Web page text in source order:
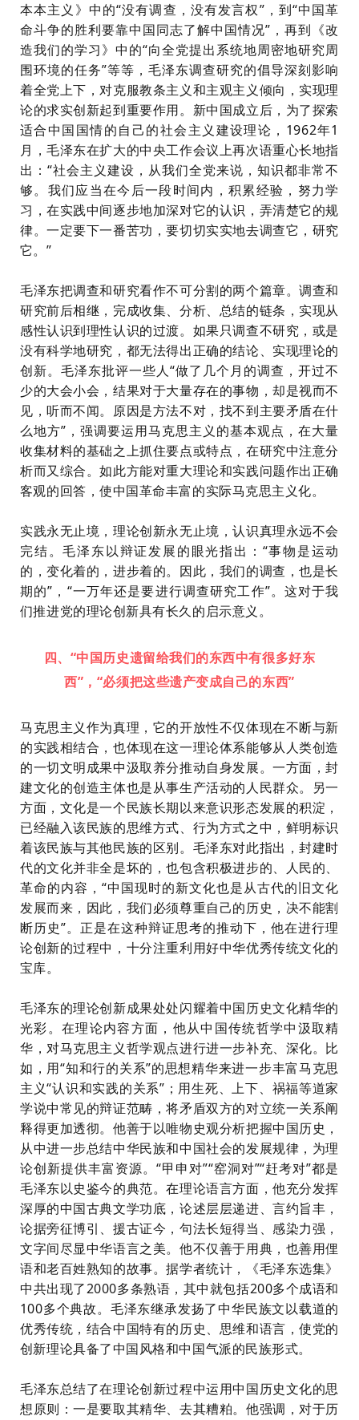
本本主义》中的“没有调查，没有发言权”，到“中国革
命斗争的胜利要靠中国同志了解中国情况”，再到《改
造我们的学习》中的“向全党提出系统地周密地研究周
围环境的任务”等等，毛泽东调查研究的倡导深刻影响
着全党上下，对克服教条主义和主观主义倾向，实现理
论的求实创新起到重要作用。新中国成立后，为了探索
适合中国国情的自己的社会主义建设理论，1962年1
月，毛泽东在扩大的中央工作会议上再次语重心长地指
出：“社会主义建设，从我们全党来说，知识都非常不
够。我们应当在今后一段时间内，积累经验，努力学
习，在实践中间逐步地加深对它的认识，弄清楚它的规
律。一定要下一番苦功，要切切实实地去调查它，研究
它。”
毛泽东把调查和研究看作不可分割的两个篇章。调查和
研究前后相继，完成收集、分析、总结的链条，实现从
感性认识到理性认识的过渡。如果只调查不研究，或是
没有科学地研究，都无法得出正确的结论、实现理论的
创新。毛泽东批评一些人“做了几个月的调查，开过不
少的大会小会，结果对于大量存在的事物，却是视而不
见，听而不闻。原因是方法不对，找不到主要矛盾在什
么地方”，强调要运用马克思主义的基本观点，在大量
收集材料的基础之上抓住要点或特点，在研究中注意分
析而又综合。如此方能对重大理论和实践问题作出正确
客观的回答，使中国革命丰富的实际马克思主义化。
实践永无止境，理论创新永无止境，认识真理永远不会
完结。毛泽东以辩证发展的眼光指出： “事物是运动
的，变化着的，进步着的。因此，我们的调查，也是长
期的”，“一万年还是要进行调查研究工作”。这对于我
们推进党的理论创新具有长久的启示意义。
四、“中国历史遗留给我们的东西中有很多好东
西”，“必须把这些遗产变成自己的东西”
马克思主义作为真理，它的开放性不仅体现在不断与新
的实践相结合，也体现在这一理论体系能够从人类创造
的一切文明成果中汲取养分推动自身发展。一方面，封
建文化的创造主体也是从事生产活动的人民群众。另一
方面，文化是一个民族长期以来意识形态发展的积淀，
已经融入该民族的思维方式、行为方式之中，鲜明标识
着该民族与其他民族的区别。毛泽东对此指出，封建时
代的文化并非全是坏的，也包含积极进步的、人民的、
革命的内容，“中国现时的新文化也是从古代的旧文化
发展而来，因此，我们必须尊重自己的历史，决不能割
断历史”。正是在这种辩证思考的推动下，他在进行理
论创新的过程中，十分注重利用好中华优秀传统文化的
宝库。
毛泽东的理论创新成果处处闪耀着中国历史文化精华的
光彩。在理论内容方面，他从中国传统哲学中汲取精
华，对马克思主义哲学观点进行进一步补充、深化。比
如，用“知和行的关系”的思想精华来进一步丰富马克思
主义“认识和实践的关系”；用生死、上下、祸福等道家
学说中常见的辩证范畴，将矛盾双方的对立统一关系阐
释得更加透彻。他善于以唯物史观分析把握中国历史，
从中进一步总结中华民族和中国社会的发展规律，为理
论创新提供丰富资源。“甲申对”“窑洞对”“赶考对”都是
毛泽东以史鉴今的典范。在理论语言方面，他充分发挥
深厚的中国古典文学功底，论述层层递进、言约旨丰，
论据旁征博引、援古证今，句法长短得当、感染力强，
文字间尽显中华语言之美。他不仅善于用典，也善用俚
语和老百姓熟知的故事。据学者统计，《毛泽东选集》
中共出现了2000多条熟语，其中就包括200多个成语和
100多个典故。毛泽东继承发扬了中华民族文以载道的
优秀传统，结合中国特有的历史、思维和语言，使党的
创新理论具备了中国风格和中国气派的民族形式。
毛泽东总结了在理论创新过程中运用中国历史文化的思
想原则：一是要取其精华、去其糟粕。他强调，对于历